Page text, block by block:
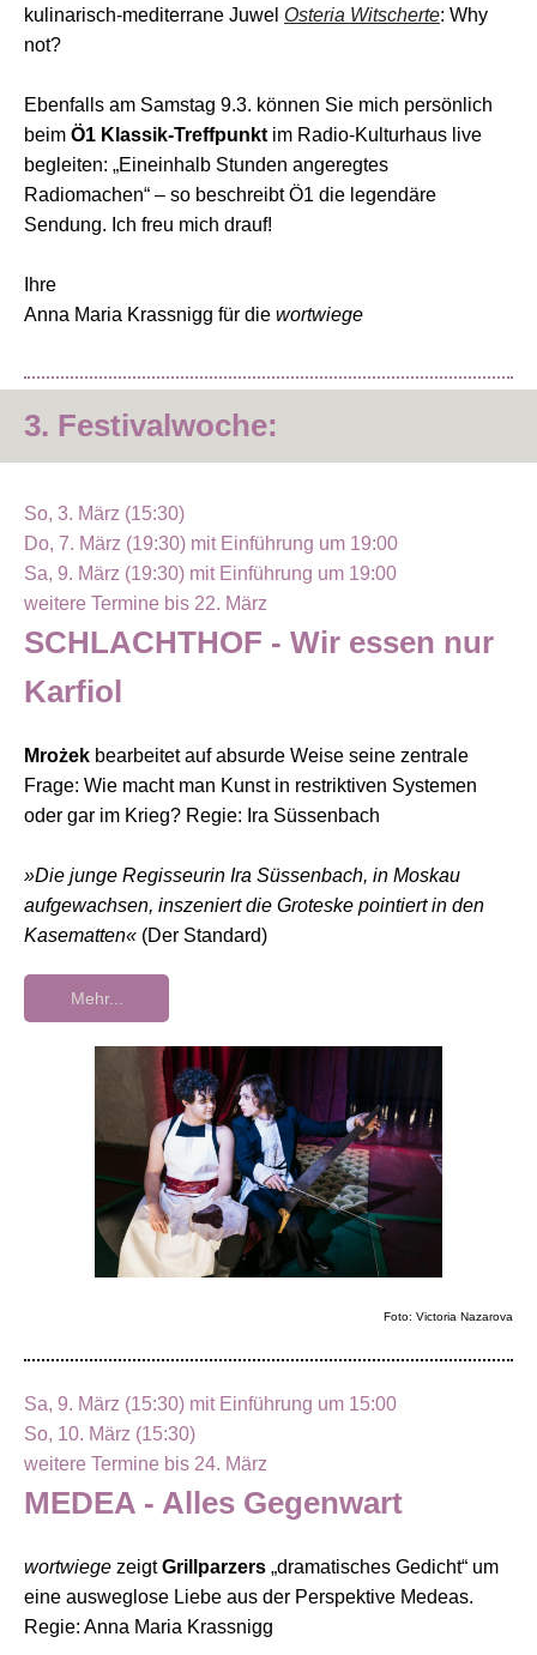
kulinarisch-mediterrane Juwel Osteria Witscherte: Why
not?
Ebenfalls am Samstag 9.3. können Sie mich persönlich
beim Ö1 Klassik-Treffpunkt im Radio-Kulturhaus live
begleiten: „Eineinhalb Stunden angeregtes
Radiomachen“ – so beschreibt Ö1 die legendäre
Sendung. Ich freu mich drauf!
Ihre
Anna Maria Krassnigg für die wortwiege
3. Festivalwoche:
So, 3. März (15:30)
Do, 7. März (19:30) mit Einführung um 19:00
Sa, 9. März (19:30) mit Einführung um 19:00
weitere Termine bis 22. März
SCHLACHTHOF - Wir essen nur
Karfiol
Mrożek bearbeitet auf absurde Weise seine zentrale
Frage: Wie macht man Kunst in restriktiven Systemen
oder gar im Krieg? Regie: Ira Süssenbach
»Die junge Regisseurin Ira Süssenbach, in Moskau
aufgewachsen, inszeniert die Groteske pointiert in den
Kasematten« (Der Standard)
Mehr...
Foto: Victoria Nazarova
Sa, 9. März (15:30) mit Einführung um 15:00
So, 10. März (15:30)
weitere Termine bis 24. März
MEDEA - Alles Gegenwart
wortwiege zeigtGrillparzers „dramatisches Gedicht“ um
eine ausweglose Liebe aus der Perspektive Medeas.
Regie: Anna Maria Krassnigg